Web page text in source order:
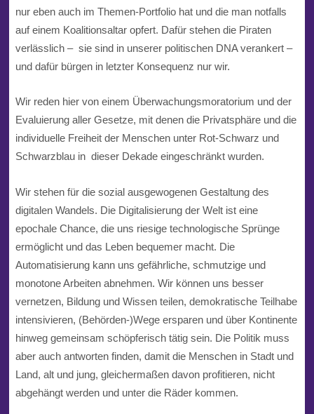
nur eben auch im Themen-Portfolio hat und die man notfalls
auf einem Koalitionsaltar opfert. Dafür stehen die Piraten
verlässlich – sie sind in unserer politischen DNA verankert –
und dafür bürgen in letzter Konsequenz nur wir.
Wir reden hier von einem Überwachungsmoratorium und der
Evaluierung aller Gesetze, mit denen die Privatsphäre und die
individuelle Freiheit der Menschen unter Rot-Schwarz und
Schwarzblau in dieser Dekade eingeschränkt wurden.
Wir stehen für die sozial ausgewogenen Gestaltung des
digitalen Wandels. Die Digitalisierung der Welt ist eine
epochale Chance, die uns riesige technologische Sprünge
ermöglicht und das Leben bequemer macht. Die
Automatisierung kann uns gefährliche, schmutzige und
monotone Arbeiten abnehmen. Wir können uns besser
vernetzen, Bildung und Wissen teilen, demokratische Teilhabe
intensivieren, (Behörden-)Wege ersparen und über Kontinente
hinweg gemeinsam schöpferisch tätig sein. Die Politik muss
aber auch antworten finden, damit die Menschen in Stadt und
Land, alt und jung, gleichermaßen davon profitieren, nicht
abgehängt werden und unter die Räder kommen.